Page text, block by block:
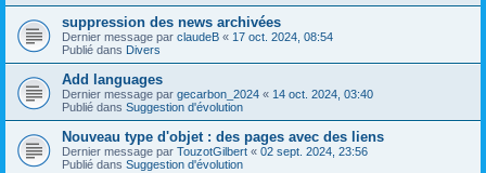
suppression des news archivées
Dernier message par claudeB « 17 oct. 2024, 08:54
Publié dans Divers
Add languages
Dernier message par gecarbon_2024 « 14 oct. 2024, 03:40
Publié dans Suggestion d'évolution
Nouveau type d'objet : des pages avec des liens
Dernier message par TouzotGilbert « 02 sept. 2024, 23:56
Publié dans Suggestion d'évolution